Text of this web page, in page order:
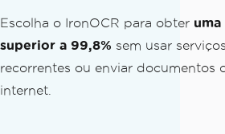
Escolha o IronOCR para obter uma
superior a 99,8% sem usar
recorrentes ou enviar documentos
internet.